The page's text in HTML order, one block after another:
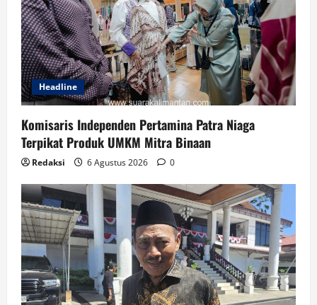
Headline
Komisaris Independen Pertamina Patra Niaga
Terpikat Produk UMKM Mitra Binaan
Redaksi 6 Agustus 2026 0